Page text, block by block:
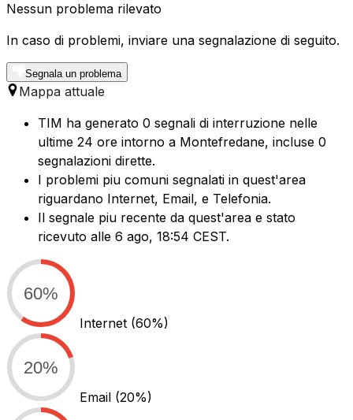
Nessun problema rilevato
In caso di problemi, inviare una segnalazione di seguito.
Segnala un problema
Mappa attuale
TIM ha generato 0 segnali di interruzione nelle
ultime 24 ore intorno a Montefredane, incluse 0
segnalazioni dirette.
I problemi piu comuni segnalati in quest'area
riguardano Internet, Email, e Telefonia.
Il segnale piu recente da quest'area e stato
ricevuto alle 6 ago, 18:54 CEST.
60%
Internet (60%)
20%
Email (20%)